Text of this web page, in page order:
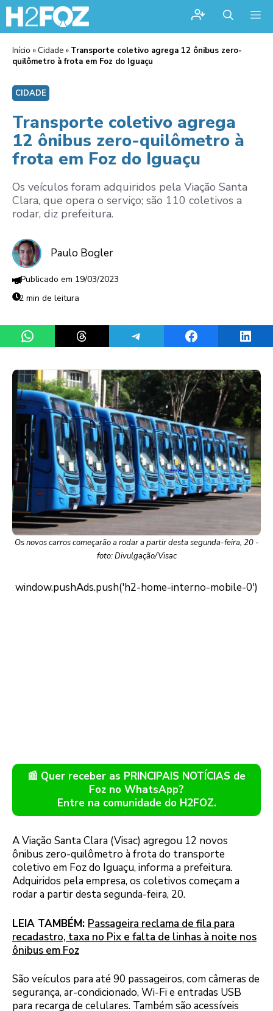
Início » Cidade » Transporte coletivo agrega 12 ônibus zero-
quilômetro à frota em Foz do Iguaçu
CIDADE
Transporte coletivo agrega
12 ônibus zero-quilômetro à
frota em Foz do Iguaçu
Os veículos foram adquiridos pela Viação Santa
Clara, que opera o serviço; são 110 coletivos a
rodar, diz prefeitura.
Paulo Bogler
19/03/2023
2 min de leitura
Share on WhatsAppShare on ThreadsShare on TelegramShare on Facebook
Os novos carros começarão a rodar a partir desta segunda-feira, 20 -
foto: Divulgação/Visac
📰 Quer receber as PRINCIPAIS NOTÍCIAS de
Foz no WhatsApp?
Entre na comunidade do H2FOZ.
A Viação Santa Clara (Visac) agregou 12 novos
ônibus zero-quilômetro à frota do transporte
coletivo em Foz do Iguaçu, informa a prefeitura.
Adquiridos pela empresa, os coletivos começam a
rodar a partir desta segunda-feira, 20.
LEIA TAMBÉM: Passageira reclama de fila para
recadastro, taxa no Pix e falta de linhas à noite nos
ônibus em Foz
São veículos para até 90 passageiros, com câmeras de
segurança, ar-condicionado, Wi-Fi e entradas USB
para recarga de celulares. Também são acessíveis